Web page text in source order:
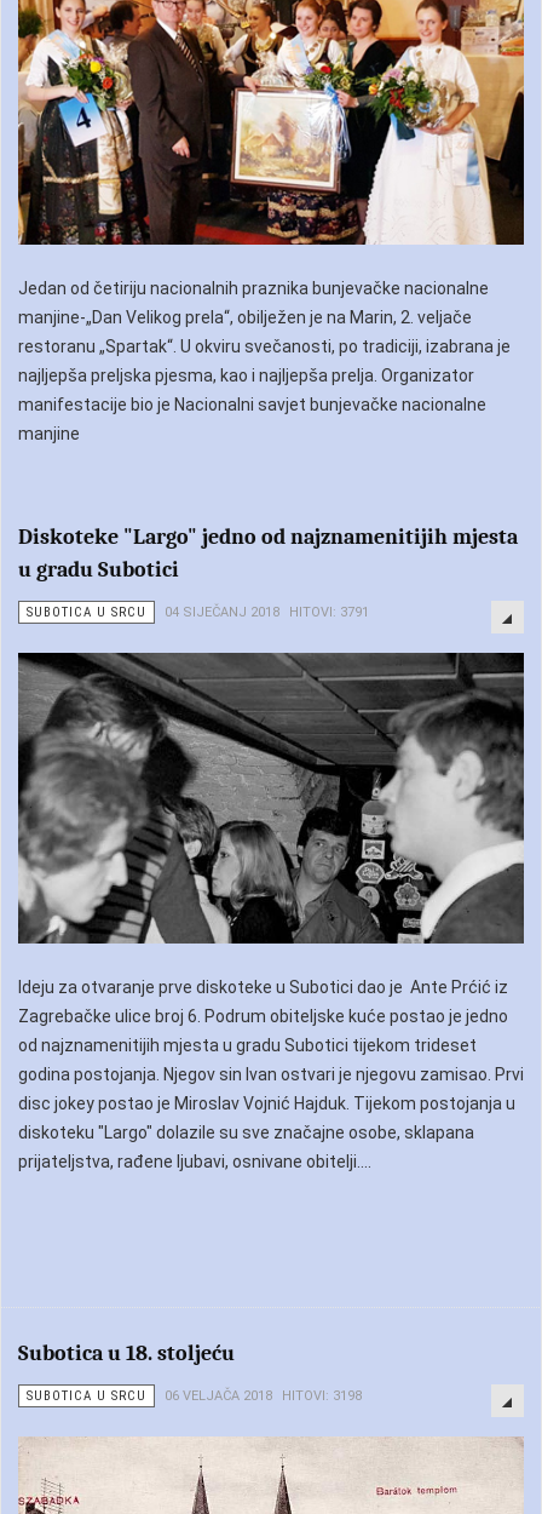
Jedan od četiriju nacionalnih praznika bunjevačke nacionalne
manjine-„Dan Velikog prela“, obilježen je na Marin, 2. veljače
restoranu „Spartak“. U okviru svečanosti, po tradiciji, izabrana je
najljepša preljska pjesma, kao i najljepša prelja. Organizator
manifestacije bio je Nacionalni savjet bunjevačke nacionalne
manjine
Diskoteke "Largo" jedno od najznamenitijih mjesta
u gradu Subotici
SUBOTICA U SRCU 04 SIJEČANJ 2018 HITOVI: 3791
Ideju za otvaranje prve diskoteke u Subotici dao je Ante Prćić iz
Zagrebačke ulice broj 6. Podrum obiteljske kuće postao je jedno
od najznamenitijih mjesta u gradu Subotici tijekom trideset
godina postojanja. Njegov sin Ivan ostvari je njegovu zamisao. Prvi
disc jokey postao je Miroslav Vojnić Hajduk. Tijekom postojanja u
diskoteku "Largo" dolazile su sve značajne osobe, sklapana
prijateljstva, rađene ljubavi, osnivane obitelji....
Subotica u 18. stoljeću
SUBOTICA U SRCU 06 VELJAČA 2018 HITOVI: 3198